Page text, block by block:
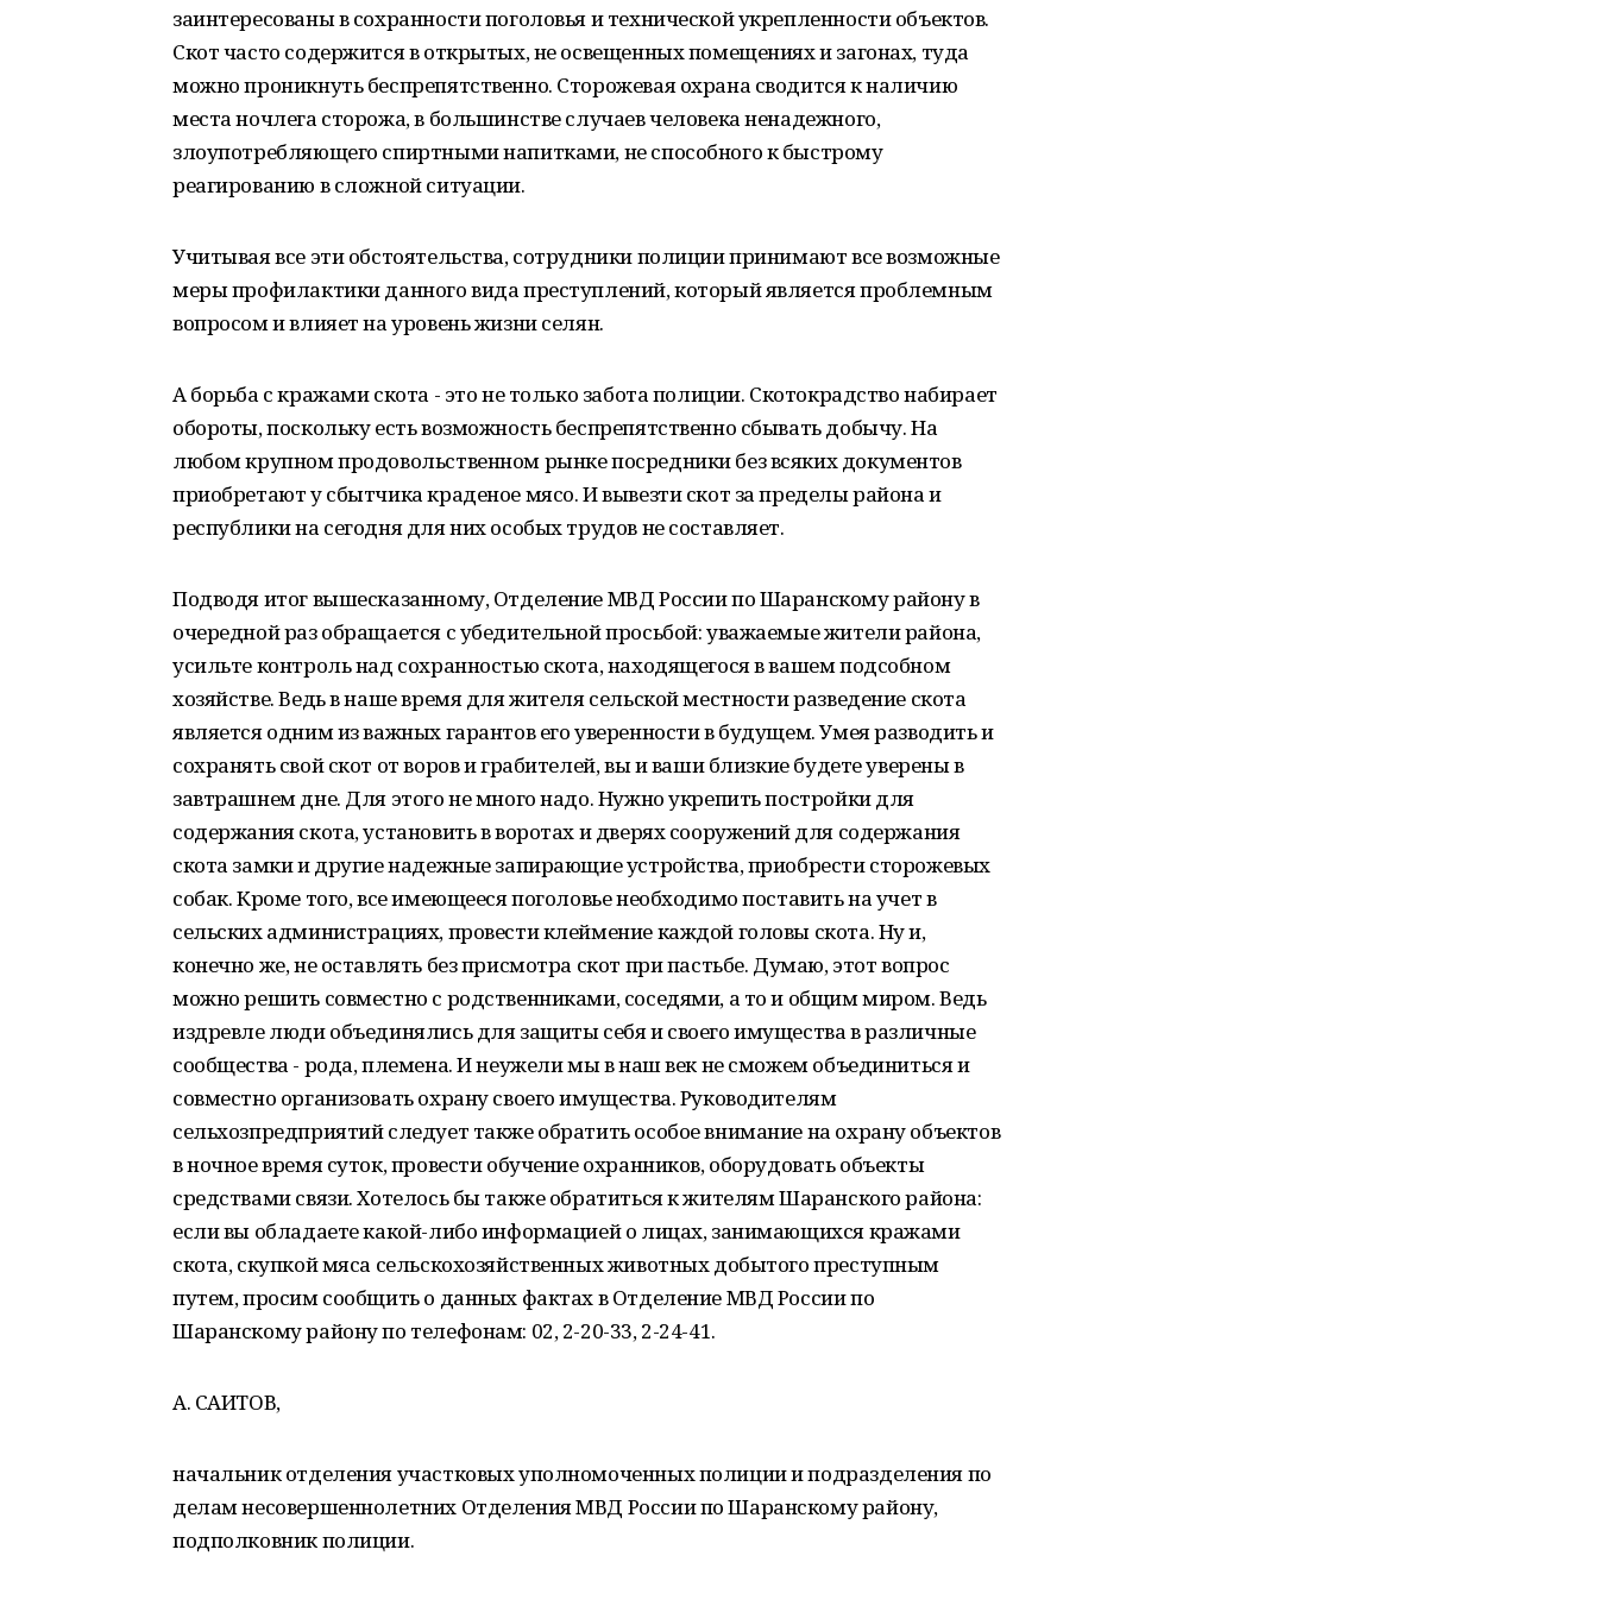
заинтересованы в сохранности поголовья и технической укрепленности объектов.
Скот часто содержится в открытых, не освещенных помещениях и загонах, туда
можно проникнуть беспрепятственно. Сторожевая охрана сводится к наличию
места ночлега сторожа, в большинстве случаев человека ненадежного,
злоупотребляющего спиртными напитками, не способного к быстрому
реагированию в сложной ситуации.
Учитывая все эти обстоятельства, сотрудники полиции принимают все возможные
меры профилактики данного вида преступлений, который является проблемным
вопросом и влияет на уровень жизни селян.
А борьба с кражами скота - это не только забота полиции. Скотокрадство набирает
обороты, поскольку есть возможность беспрепятственно сбывать добычу. На
любом крупном продовольственном рынке посредники без всяких документов
приобретают у сбытчика краденое мясо. И вывезти скот за пределы района и
республики на сегодня для них особых трудов не составляет.
Подводя итог вышесказанному, Отделение МВД России по Шаранскому району в
очередной раз обращается с убедительной просьбой: уважаемые жители района,
усильте контроль над сохранностью скота, находящегося в вашем подсобном
хозяйстве. Ведь в наше время для жителя сельской местности разведение скота
является одним из важных гарантов его уверенности в будущем. Умея разводить и
сохранять свой скот от воров и грабителей, вы и ваши близкие будете уверены в
завтрашнем дне. Для этого не много надо. Нужно укрепить постройки для
содержания скота, установить в воротах и дверях сооружений для содержания
скота замки и другие надежные запирающие устройства, приобрести сторожевых
собак. Кроме того, все имеющееся поголовье необходимо поставить на учет в
сельских администрациях, провести клеймение каждой головы скота. Ну и,
конечно же, не оставлять без присмотра скот при пастьбе. Думаю, этот вопрос
можно решить совместно с родственниками, соседями, а то и общим миром. Ведь
издревле люди объединялись для защиты себя и своего имущества в различные
сообщества - рода, племена. И неужели мы в наш век не сможем объединиться и
совместно организовать охрану своего имущества. Руководителям
сельхозпредприятий следует также обратить особое внимание на охрану объектов
в ночное время суток, провести обучение охранников, оборудовать объекты
средствами связи. Хотелось бы также обратиться к жителям Шаранского района:
если вы обладаете какой-либо информацией о лицах, занимающихся кражами
скота, скупкой мяса сельскохозяйственных животных добытого преступным
путем, просим сообщить о данных фактах в Отделение МВД России по
Шаранскому району по телефонам: 02, 2-20-33, 2-24-41.
А. САИТОВ,
начальник отделения участковых уполномоченных полиции и подразделения по
делам несовершеннолетних Отделения МВД России по Шаранскому району,
подполковник полиции.